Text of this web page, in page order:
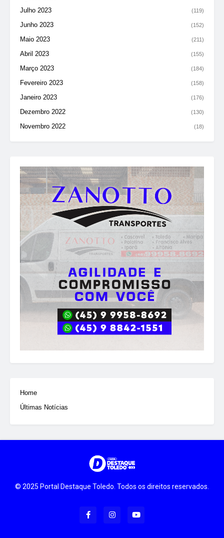
Julho 2023 (119)
Junho 2023 (152)
Maio 2023 (211)
Abril 2023 (155)
Março 2023 (184)
Fevereiro 2023 (158)
Janeiro 2023 (176)
Dezembro 2022 (130)
Novembro 2022 (18)
Home
Últimas Notícias
© 2025 Portal Destaque Toledo. Todos os direitos reservados.